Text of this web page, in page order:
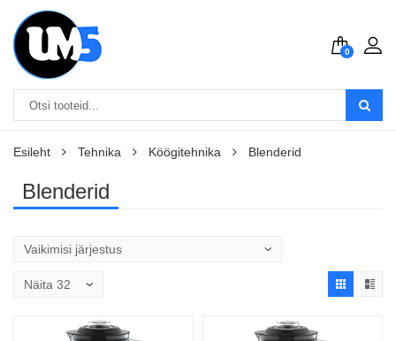
0
Esileht Tehnika Köögitehnika Blenderid
Blenderid